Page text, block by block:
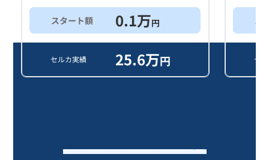
スタート額 0.1万円
セルカ実績 25.6万円
ス
セ